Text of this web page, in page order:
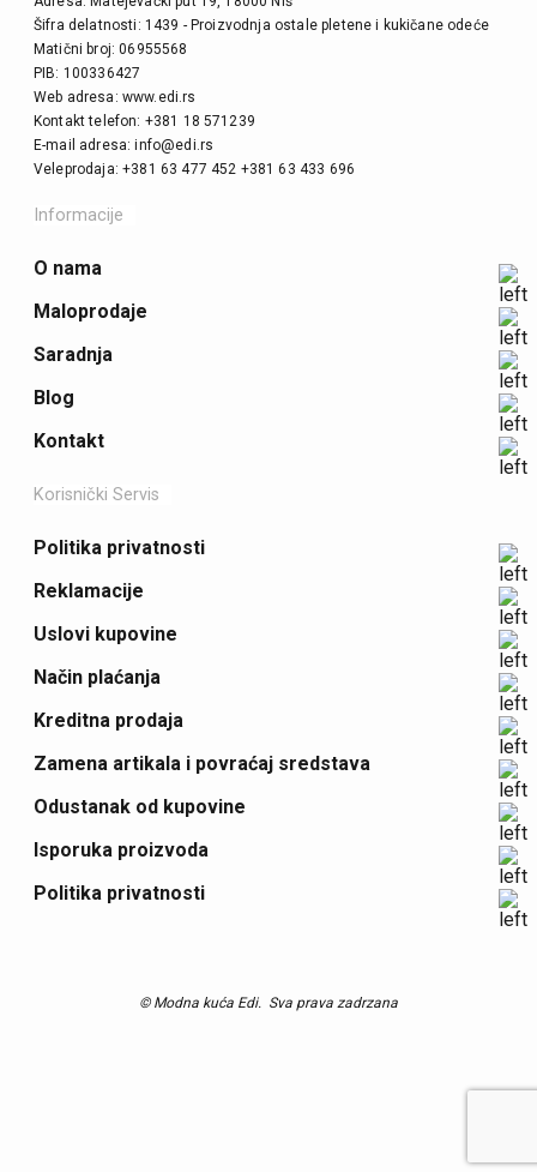
Šifra delatnosti: 1439 - Proizvodnja ostale pletene i kukičane odeće
Matični broj: 06955568
PIB: 100336427
Web adresa: www.edi.rs
Kontakt telefon: +381 18 571239
E-mail adresa: info@edi.rs
Veleprodaja: +381 63 477 452 +381 63 433 696
Informacije
O nama
Maloprodaje
Saradnja
Blog
Kontakt
Korisnički Servis
Politika privatnosti
Reklamacije
Uslovi kupovine
Način plaćanja
Kreditna prodaja
Zamena artikala i povraćaj sredstava
Odustanak od kupovine
Isporuka proizvoda
Politika privatnosti
© Modna kuća Edi. Sva prava zadrzana